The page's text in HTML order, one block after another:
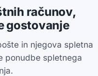
računov,
gostovanje
in njegova spletna
ponudbe spletnega